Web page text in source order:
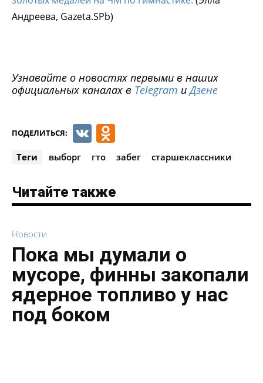
Андреева, Gazeta.SPb)
Узнавайте о новостях первыми в наших
официальных каналах в Telegram иДзене
ПОДЕЛИТЬСЯ: VK
Теги выборг гто забег старшеклассники
Читайте также
Новости
Пока мы думали о
мусоре, финны закопали
ядерное топливо у нас
под боком